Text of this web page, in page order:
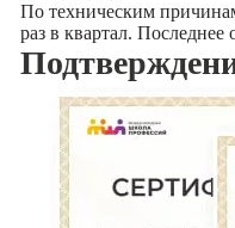
По техническим
раз в квартал.